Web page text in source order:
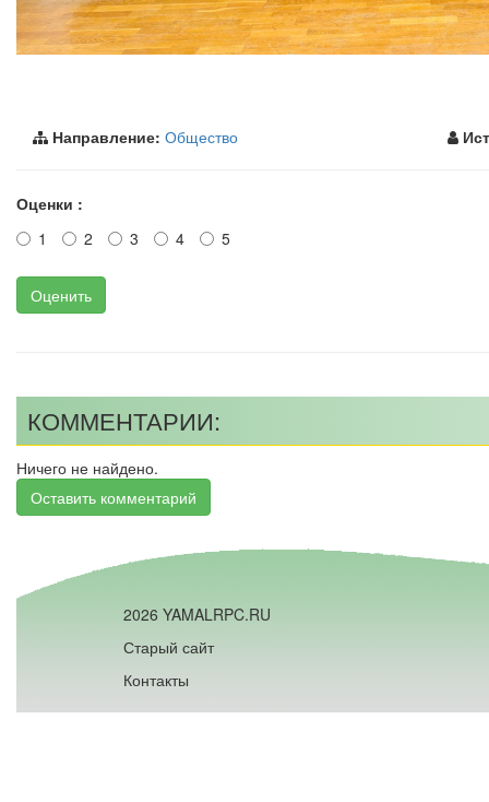
Направление: Общество
Оценки :
1
2 3 4 5
Оценить
КОММЕНТАРИИ:
Ничего не найдено.
Оставить комментарий
2026 YAMALRPC.RU
Старый сайт
Контакты